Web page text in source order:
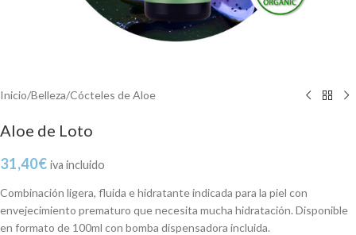
Inicio/Belleza/Cócteles de Aloe
Aloe de Loto
31,40€ iva incluido
Combinación ligera, fluida e hidratante indicada para la piel con
envejecimiento prematuro que necesita mucha hidratación. Disponible
en formato de 100ml con bomba dispensadora incluida.